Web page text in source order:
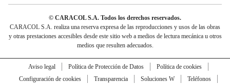
© CARACOL S.A. Todos los derechos reservados.
CARACOL S.A. realiza una reserva expresa de las reproducciones y usos de las obras
y otras prestaciones accesibles desde este sitio web a medios de lectura mecánica u otros
medios que resulten adecuados.
Aviso legal Política de Protección de Datos
Política de cookies
Configuración de cookies
Transparencia Soluciones W
Teléfonos